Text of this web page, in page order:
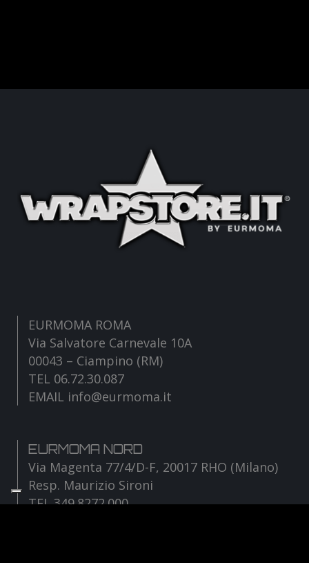
EURMOMA ROMA
Via Salvatore Carnevale 10A
00043 – Ciampino (RM)
TEL 06.72.30.087
EMAIL info@eurmoma.it
EURMOMA NORD
Via Magenta 77/4/D-F, 20017 RHO (Milano)
Resp. Maurizio Sironi
TEL 349.8272.000